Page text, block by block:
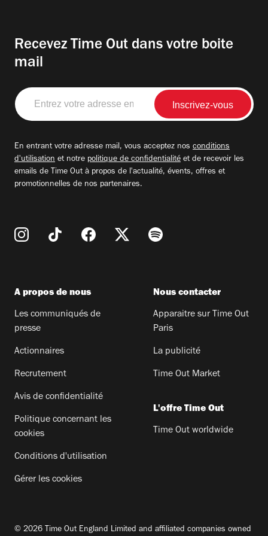
Recevez Time Out dans votre boite
mail
Entrez
votre
adresse
En entrant votre adresse mail, vous acceptez nos conditions
d'utilisation et notre politique de confidentialité et de recevoir les
emails de Time Out à propos de l'actualité, évents, offres et
promotionnelles de nos partenaires.
A propos de nous
Les communiqués de
presse
Actionnaires
Recrutement
Avis de confidentialité
Politique concernant les
cookies
Conditions d'utilisation
Gérer les cookies
Nous contacter
Apparaitre sur Time Out
Paris
La publicité
Time Out Market
L'offre Time Out
Time Out worldwide
© 2026 Time Out England Limited and affiliated companies owned